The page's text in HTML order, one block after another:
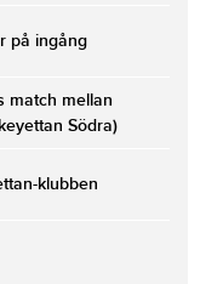
på ingång
match mellan
Södra)
klubben